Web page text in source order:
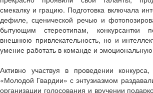
смекалку и грацию. Подготовка включала
дефиле, сценической речью и
бытующим стереотипам, конкурсантки
внешнюю привлекательность, но и
умение работать в команде и эмоциональную
Активно участвуя в проведении
«Молодой Гвардии» с энтузиазмом
организации голосования и вручении